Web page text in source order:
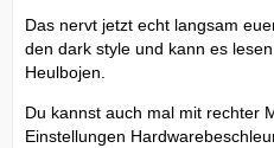
Das nervt jetzt echt langsam
den dark style und kann es
Heulbojen.
Du kannst auch mal mit rechter
Einstellungen